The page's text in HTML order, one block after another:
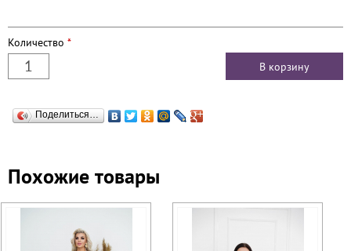
Количество *
Поделиться…
Похожие товары